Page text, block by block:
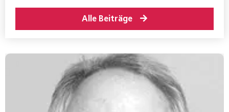
Alle Beiträge